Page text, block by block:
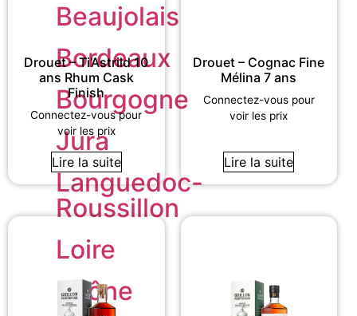
Beaujolais
Bordeaux
Bourgogne
Jura
Languedoc-
Roussillon
Loire
Rhône
Drouet – Ti’Astrild 10
ans Rhum Cask
Finish
Connectez-vous pour
voir les prix
Lire la suite
Drouet – Cognac Fine
Mélina 7 ans
Connectez-vous pour
voir les prix
Lire la suite